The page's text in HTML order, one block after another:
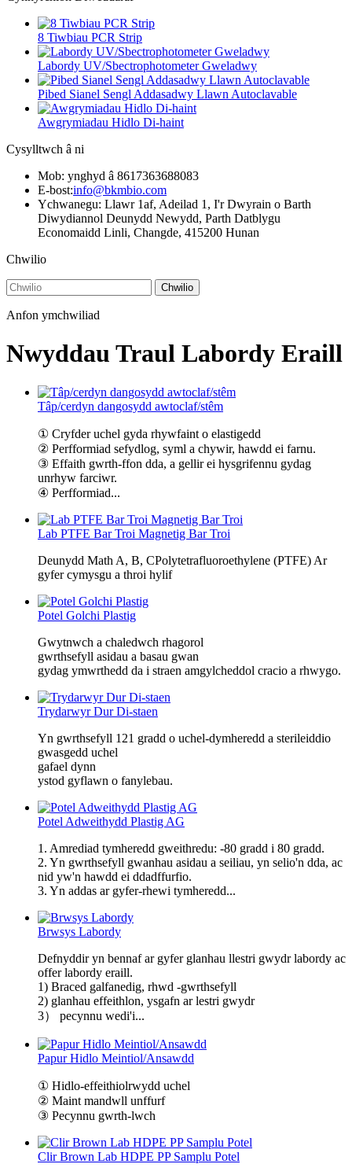
8 Tiwbiau PCR Strip
Labordy UV/Sbectrophotometer Gweladwy
Pibed Sianel Sengl Addasadwy Llawn Autoclavable
Awgrymiadau Hidlo Di-haint
Cysylltwch â ni
Mob: ynghyd â 8617363688083
E-bost:info@bkmbio.com
Ychwanegu: Llawr 1af, Adeilad 1, I'r Dwyrain o Barth
Diwydiannol Deunydd Newydd, Parth Datblygu
Economaidd Linli, Changde, 415200 Hunan
Chwilio
Chwilio
Anfon ymchwiliad
Nwyddau Traul Labordy Eraill
Tâp/cerdyn dangosydd awtoclaf/stêm
① Cryfder uchel gyda rhywfaint o elastigedd
② Perfformiad sefydlog, syml a chywir, hawdd ei farnu.
③ Effaith gwrth-ffon dda, a gellir ei hysgrifennu gydag
unrhyw farciwr.
④ Perfformiad...
Lab PTFE Bar Troi Magnetig Bar Troi
Deunydd Math A, B, CPolytetrafluoroethylene (PTFE) Ar
gyfer cymysgu a throi hylif
Potel Golchi Plastig
Gwytnwch a chaledwch rhagorol
gwrthsefyll asidau a basau gwan
gydag ymwrthedd da i straen amgylcheddol cracio a rhwygo.
Trydarwyr Dur Di-staen
Yn gwrthsefyll 121 gradd o uchel-dymheredd a sterileiddio
gwasgedd uchel
gafael dynn
ystod gyflawn o fanylebau.
Potel Adweithydd Plastig AG
1. Amrediad tymheredd gweithredu: -80 gradd i 80 gradd.
2. Yn gwrthsefyll gwanhau asidau a seiliau, yn selio'n dda, ac
nid yw'n hawdd ei ddadffurfio.
3. Yn addas ar gyfer-rhewi tymheredd...
Brwsys Labordy
Defnyddir yn bennaf ar gyfer glanhau llestri gwydr labordy ac
offer labordy eraill.
1) Braced galfanedig, rhwd -gwrthsefyll
2) glanhau effeithlon, ysgafn ar lestri gwydr
3） pecynnu wedi'i...
Papur Hidlo Meintiol/Ansawdd
① Hidlo-effeithiolrwydd uchel
② Maint mandwll unffurf
③ Pecynnu gwrth-lwch
Clir Brown Lab HDPE PP Samplu Potel